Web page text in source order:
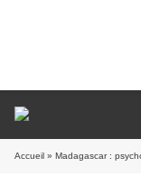
Accueil » Madagascar :